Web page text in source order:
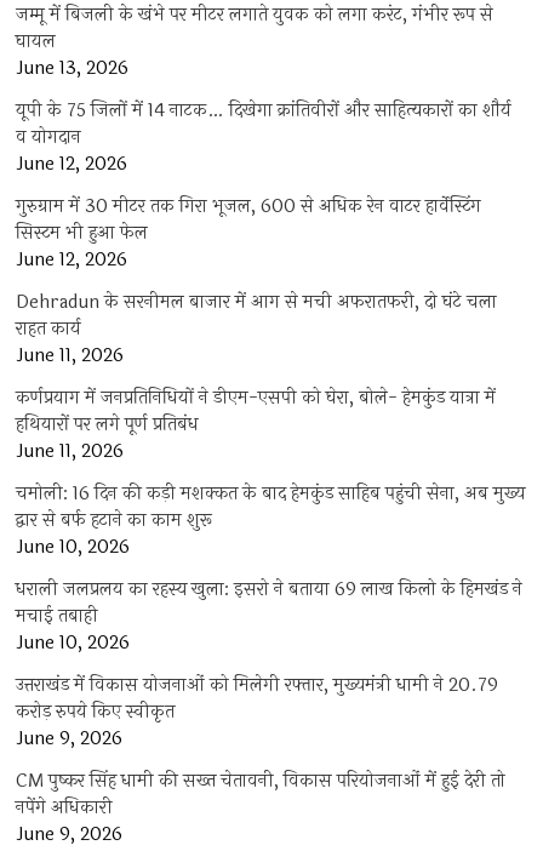
जम्मू में बिजली के खंभे पर मीटर लगाते युवक को लगा करंट, गंभीर रूप से
घायल
June 13, 2026
यूपी के 75 जिलों में 14 नाटक… दिखेगा क्रांतिवीरों और साहित्यकारों का शौर्य
व योगदान
June 12, 2026
गुरुग्राम में 30 मीटर तक गिरा भूजल, 600 से अधिक रेन वाटर हार्वेस्टिंग
सिस्टम भी हुआ फेल
June 12, 2026
Dehradun के सरनीमल बाजार में आग से मची अफरातफरी, दो घंटे चला
राहत कार्य
June 11, 2026
कर्णप्रयाग में जनप्रतिनिधियों ने डीएम-एसपी को घेरा, बोले- हेमकुंड यात्रा में
हथियारों पर लगे पूर्ण प्रतिबंध
June 11, 2026
चमोली: 16 दिन की कड़ी मशक्कत के बाद हेमकुंड साहिब पहुंची सेना, अब मुख्य
द्वार से बर्फ हटाने का काम शुरू
June 10, 2026
धराली जलप्रलय का रहस्य खुला: इसरो ने बताया 69 लाख किलो के हिमखंड ने
मचाई तबाही
June 10, 2026
उत्तराखंड में विकास योजनाओं को मिलेगी रफ्तार, मुख्यमंत्री धामी ने 20.79
करोड़ रुपये किए स्वीकृत
June 9, 2026
CM पुष्कर सिंह धामी की सख्त चेतावनी, विकास परियोजनाओं में हुई देरी तो
नपेंगे अधिकारी
June 9, 2026